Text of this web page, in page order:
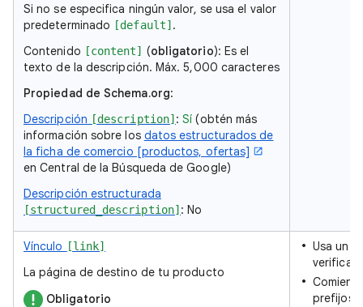
Si no se especifica ningún valor, se usa el valor
predeterminado [default] .
Contenido [content] (obligatorio): Es el
texto de la descripción. Máx. 5,000 caracteres
Propiedad de Schema.org:
Descripción [description] :Sí (obtén más
información sobre los datos estructurados de
la ficha de comercio [productos, ofertas]
en Central de la Búsqueda de Google)
Descripción estructurada
[structured_description] : No
Vínculo [link]
La página de destino de tu producto
Obligatorio
Usa un
prefijos